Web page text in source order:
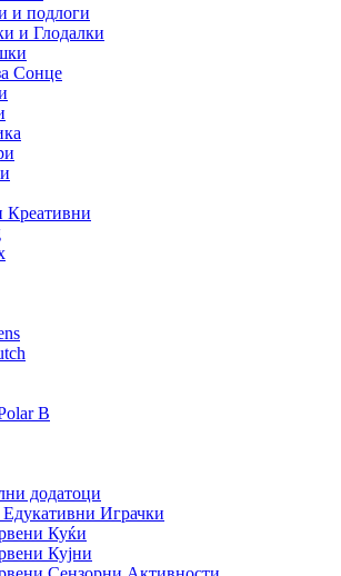
и подлоги
и Глодалки
Сонце
Креативни
B
додатоци
Играчки
Куќи
Кујни